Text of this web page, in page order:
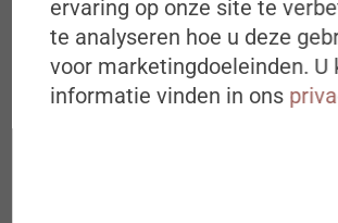
LEES MEER
ervaring op onze site te
te analyseren hoe u deze
voor marketingdoeleinden. U
informatie vinden in ons
Schrijf je in op de
#ZigZagHR-
Iedere dinsdagochtend